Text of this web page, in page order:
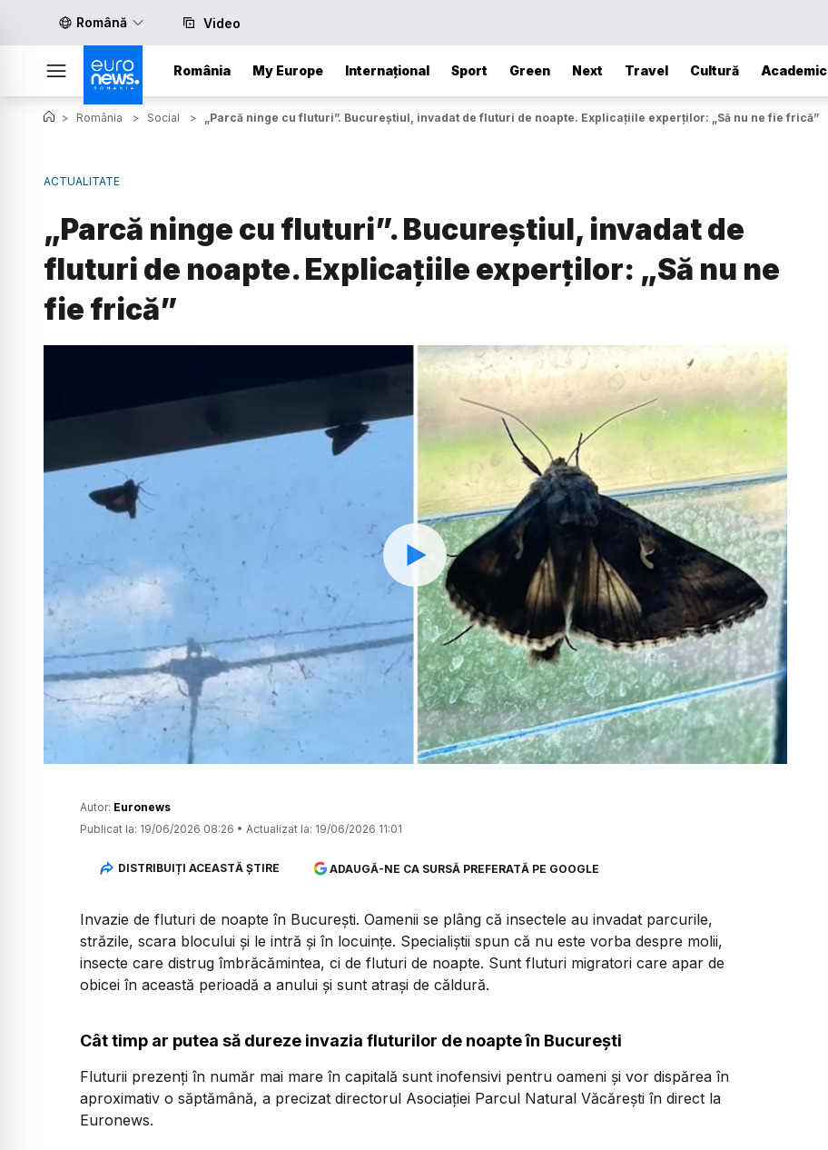
Română Video
România My Europe Internațional Sport Green Next Travel Cultură Academic
> România > Social > „Parcă ninge cu fluturi”. Bucureștiul, invadat de fluturi de noapte. Explicațiile experților: „Să nu ne fie frică”
ACTUALITATE
„Parcă ninge cu fluturi”. Bucureștiul, invadat de
fluturi de noapte. Explicațiile experților: „Să nu ne
fie frică”
Watch
Autor: Euronews
Publicat la: 19/06/2026 08:26 • Actualizat la: 19/06/2026 11:01
DISTRIBUIȚI ACEASTĂ ȘTIRE ADAUGĂ-NE CA SURSĂ PREFERATĂ PE GOOGLE
Invazie de fluturi de noapte în București. Oamenii se plâng că insectele au invadat parcurile,
străzile, scara blocului și le intră și în locuințe. Specialiștii spun că nu este vorba despre molii,
insecte care distrug îmbrăcămintea, ci de fluturi de noapte. Sunt fluturi migratori care apar de
obicei în această perioadă a anului și sunt atrași de căldură.
Cât timp ar putea să dureze invazia fluturilor de noapte în București
Fluturii prezenți în număr mai mare în capitală sunt inofensivi pentru oameni și vor dispărea în
aproximativ o săptămână, a precizat directorul Asociației Parcul Natural Văcărești în direct la
Euronews.